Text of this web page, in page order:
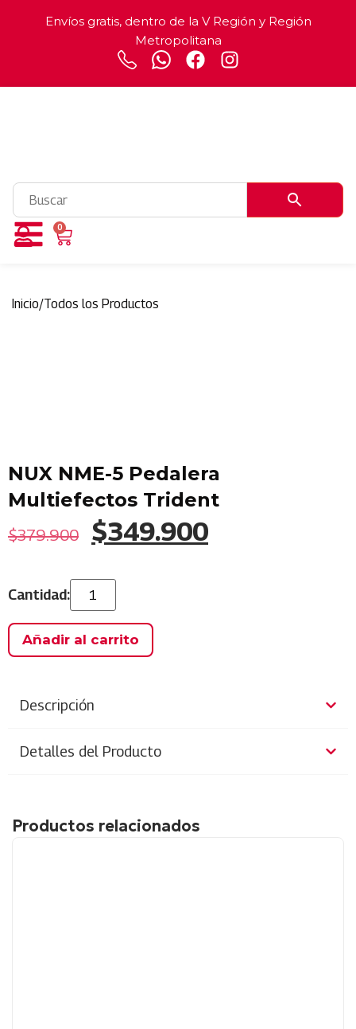
Envíos gratis, dentro de la V Región y Región
Metropolitana
0
Inicio/Todos los Productos
NUX NME-5 Pedalera
Multiefectos Trident
$379.900 $349.900
Añadir al carrito
Descripción
Detalles del Producto
Productos relacionados